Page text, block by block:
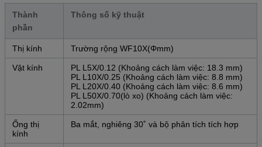
Thành
phần
Thông số kỹ thuật
Thị kính Trường rộng WF10X(Φmm)
Vật kính
PL L5X/0.12 (Khoảng cách làm việc: 18.3 mm)
PL L10X/0.25 (Khoảng cách làm việc: 8.8 mm)
PL L20X/0.40 (Khoảng cách làm việc: 8.6 mm)
PL L50X/0.70(lò xo) (Khoảng cách làm việc:
2.02mm)
Ống thị
kính
Ba mắt, nghiêng 30˚ và bộ phân tích tích hợp